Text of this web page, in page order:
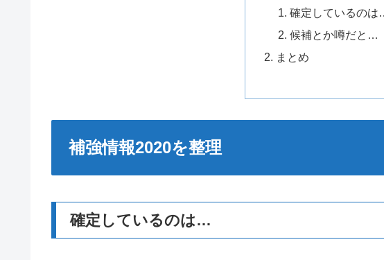
確定しているのは…
候補とか噂だと…
まとめ
補強情報2020を整理
確定しているのは…